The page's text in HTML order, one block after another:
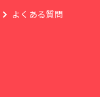
よくある質問